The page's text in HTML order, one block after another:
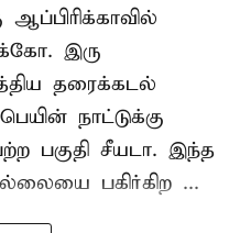
இரு
தரைக்கடல்
நாட்டுக்கு
பகுதி சீயடா. இந்த
பகிர்கிற ...